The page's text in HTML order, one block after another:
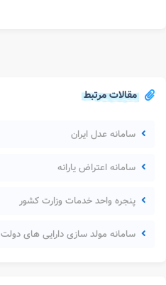
مقالات مرتبط
سامانه عدل ایران
سامانه اعتراض یارانه
پنجره واحد خدمات وزارت کشور
سامانه مولد سازی دارایی های دولت